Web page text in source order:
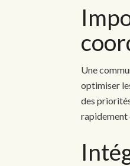
Une
optimiser
des
rapidement